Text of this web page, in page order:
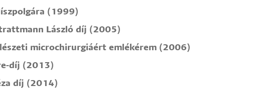
(1999)
László díj (2005)
microchirurgiáért emlékérem (2006)
díj (2013)
díj (2014)